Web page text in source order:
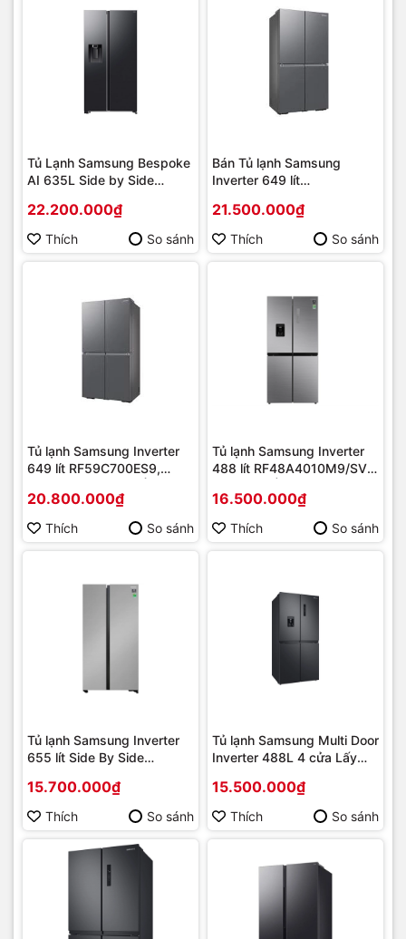
Tủ Lạnh Samsung Bespoke
AI 635L Side by Side
Hàng chính hãng
22.200.000₫
Thích So sánh
Bán Tủ lạnh Samsung
Inverter 649 lít
Nhất | Hàng chính hãng
21.500.000₫
Thích So sánh
Tủ lạnh Samsung Inverter
649 lít RF59C700ES9,
| Hàng chính hãng
20.800.000₫
Thích So sánh
Tủ lạnh Samsung Inverter
488 lít RF48A4010M9/SV
hãng
16.500.000₫
Thích So sánh
Tủ lạnh Samsung Inverter
655 lít Side By Side
Hàng chính hãng
15.700.000₫
Thích So sánh
Tủ lạnh Samsung Multi Door
Inverter 488L 4 cửa Lấy
RF48A4010B4/SV Mới
2021 | Hàng chính hãng
15.500.000₫
Thích So sánh